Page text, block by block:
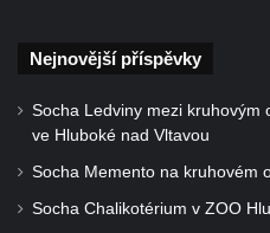
v ZOO Dresden
Socha krokodýla v ZOO
Socha slona v ZOO Dresden
Socha Faun s medvíďaty v
Socha divokého prasete před
Nejnovější příspěvky
Socha Ledviny mezi kruhovým
ve Hluboké nad Vltavou
Socha Memento na kruhovém
Socha Chalikotérium v ZOO